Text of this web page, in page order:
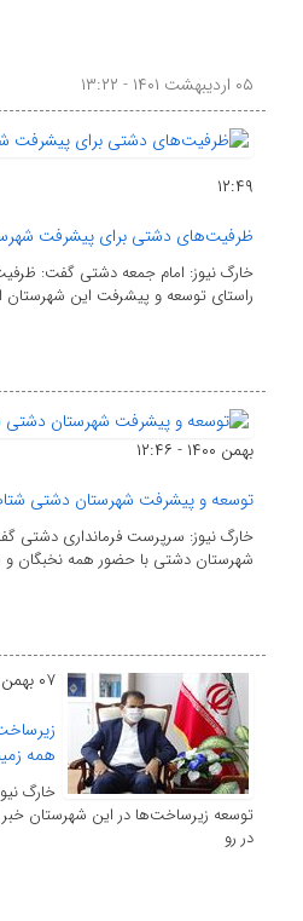
۰۵ اردیبهشت ۱۴۰۱ - ۱۳:۲۲
۱۲:۴۹
ظرفیت‌های دشتی برای پیشرفت
خارگ نیوز: امام جمعه دشتی گفت:
راستای توسعه و پیشرفت این شهرستان
بهمن ۱۴۰۰ - ۱۲:۴۶
توسعه و پیشرفت شهرستان دشتی
خارگ نیوز: سرپرست فرمانداری دشتی
شهرستان دشتی با حضور همه
۰۷ بهمن ۱۴۰۰ - ۱۲:۳۹
همه
خارگ
توسعه زیرساخت‌ها در این شهرستان
در رو